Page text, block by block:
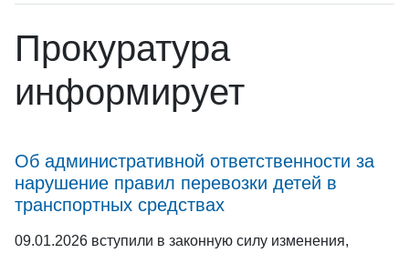
Прокуратура
информирует
Об административной ответственности за
нарушение правил перевозки детей в
транспортных средствах
09.01.2026 вступили в законную силу изменения,